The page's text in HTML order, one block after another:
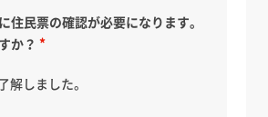
住民票の確認が必要になります。
か？
解しました。